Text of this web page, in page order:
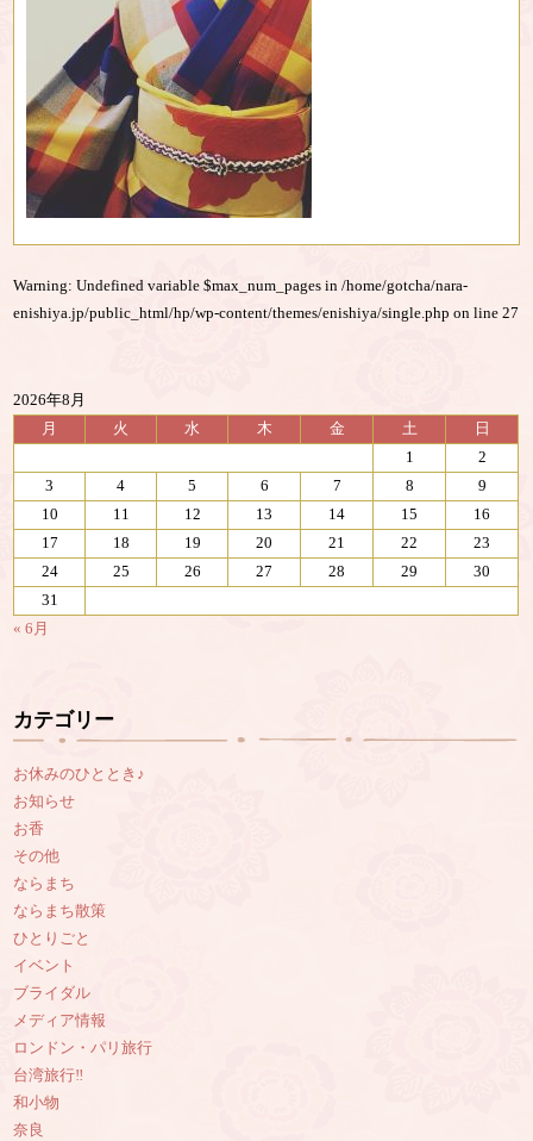
Warning: Undefined variable $max_num_pages in/home/gotcha/nara-
enishiya.jp/public_html/hp/wp-content/themes/enishiya/single.php on line27
2026年8月
月
火 水 木 金 土
日
1
2
3
4 5 6 7 8
9
10
11 12 13 14 15
16
17
18 19 20 21 22
23
24
25 26 27 28 29
30
31
« 6月
カテゴリー
お休みのひととき♪
お知らせ
お香
その他
ならまち
ならまち散策
ひとりごと
イベント
ブライダル
メディア情報
ロンドン・パリ旅行
台湾旅行‼︎
和小物
奈良